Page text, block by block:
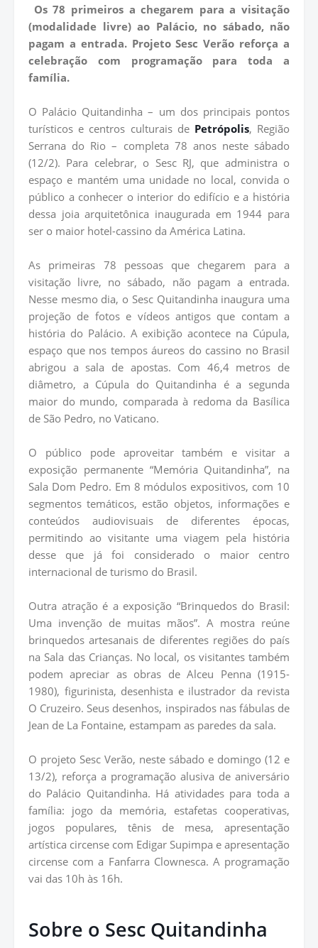
Os 78 primeiros a chegarem para a visitação
(modalidade livre) ao Palácio, no sábado, não
pagam a entrada.Projeto Sesc Verão reforça a
celebração com programação para toda a
família.
O Palácio Quitandinha – um dos principais pontos
turísticos e centros culturais de Petrópolis, Região
Serrana do Rio – completa 78 anos neste sábado
(12/2). Para celebrar, o Sesc RJ, que administra o
espaço e mantém uma unidade no local, convida o
público a conhecer o interior do edifício e a história
dessa joia arquitetônica inaugurada em 1944 para
ser o maior hotel-cassino da América Latina.
As primeiras 78 pessoas que chegarem para a
visitação livre, no sábado, não pagam a entrada.
Nesse mesmo dia, o Sesc Quitandinha inaugura uma
projeção de fotos e vídeos antigos que contam a
história do Palácio. A exibição acontece na Cúpula,
espaço que nos tempos áureos do cassino no Brasil
abrigou a sala de apostas. Com 46,4 metros de
diâmetro, a Cúpula do Quitandinha é a segunda
maior do mundo, comparada à redoma da Basílica
de São Pedro, no Vaticano.
O público pode aproveitar também e visitar a
exposição permanente “Memória Quitandinha”, na
Sala Dom Pedro. Em 8 módulos expositivos, com 10
segmentos temáticos, estão objetos, informações e
conteúdos audiovisuais de diferentes épocas,
permitindo ao visitante uma viagem pela história
desse que já foi considerado o maior centro
internacional de turismo do Brasil.
Outra atração é a exposição “Brinquedos do Brasil:
Uma invenção de muitas mãos”. A mostra reúne
brinquedos artesanais de diferentes regiões do país
na Sala das Crianças. No local, os visitantes também
podem apreciar as obras de Alceu Penna (1915-
1980), figurinista, desenhista e ilustrador da revista
O Cruzeiro. Seus desenhos, inspirados nas fábulas de
Jean de La Fontaine, estampam as paredes da sala.
O projeto Sesc Verão, neste sábado e domingo (12 e
13/2), reforça a programação alusiva de aniversário
do Palácio Quitandinha. Há atividades para toda a
família: jogo da memória, estafetas cooperativas,
jogos populares, tênis de mesa, apresentação
artística circense com Edigar Supimpa e apresentação
circense com a Fanfarra Clownesca. A programação
vai das 10h às 16h.
Sobre o Sesc Quitandinha